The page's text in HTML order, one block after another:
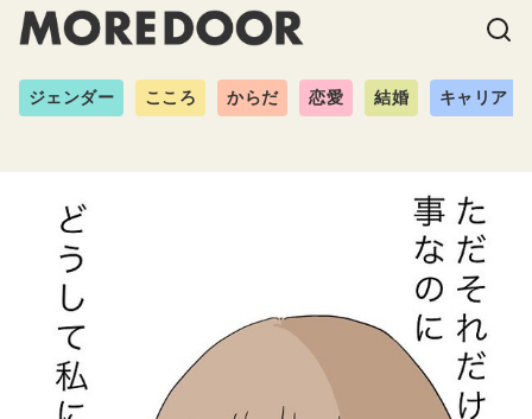
ジェンダー こころ からだ 恋愛 結婚 キャリア